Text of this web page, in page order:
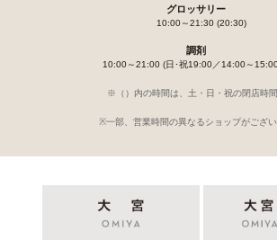
グロッサリー
10:00～21:30 (20:30)
調剤
10:00～21:00 (日･祝19:00／14:00～
※（）内の時間は、土・日・祝の閉店時
※一部、営業時間の異なるショップがござい